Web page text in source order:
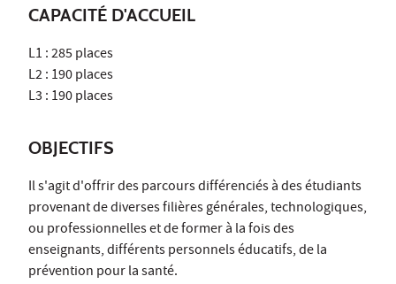
CAPACITÉ D'ACCUEIL
L1 : 285 places
L2 : 190 places
L3 : 190 places
OBJECTIFS
Il s'agit d'offrir des parcours différenciés à des étudiants
provenant de diverses filières générales, technologiques,
ou professionnelles et de former à la fois des
enseignants, différents personnels éducatifs, de la
prévention pour la santé.